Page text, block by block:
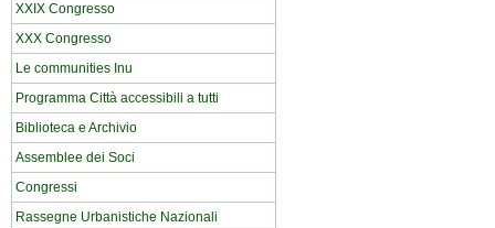
XXIX Congresso
XXX Congresso
Le communities Inu
Programma Città accessibili a tutti
Biblioteca e Archivio
Assemblee dei Soci
Congressi
Rassegne Urbanistiche Nazionali